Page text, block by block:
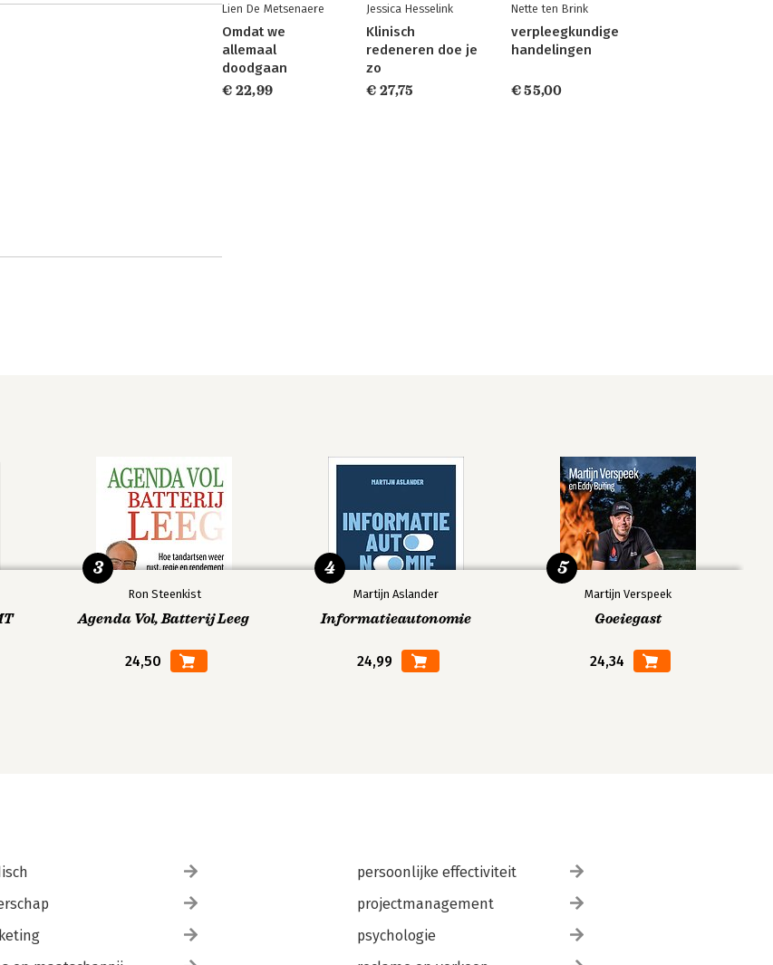
Lien De Metsenaere
Omdat we
allemaal
doodgaan
€ 22,99
Jessica Hesselink
Klinisch
redeneren doe je
zo
€ 27,75
Nette ten Brink
verpleegkundige
handelingen
€ 55,00
Ron Steenkist
Agenda Vol, Batterij Leeg
24,50
3
Martijn Aslander
Informatieautonomie
24,99
4
Martijn Verspeek
Goeiegast
24,34
5
persoonlijke effectiviteit
projectmanagement
psychologie